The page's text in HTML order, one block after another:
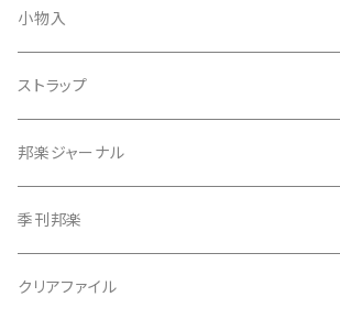
天神巾着
指すり
つぼシール
撥皮・撥皮のり
胴板
小物入
ストラップ
邦楽ジャーナル
季刊邦楽
クリアファイル